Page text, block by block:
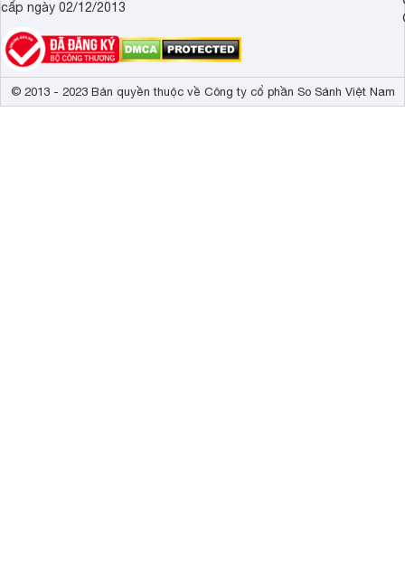
cấp ngày 02/12/2013
© 2013 - 2023 Bản quyền thuộc về Công ty cổ phần So Sánh Việt Nam